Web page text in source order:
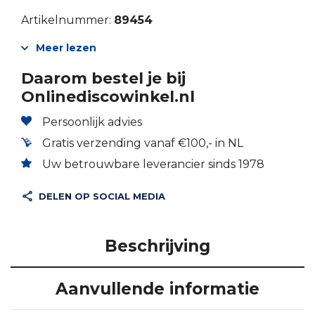
Artikelnummer: 89454
Meer lezen
Daarom bestel je bij
Onlinediscowinkel.nl
Persoonlijk advies
Gratis verzending vanaf €100,- in NL
Uw betrouwbare leverancier sinds 1978
DELEN OP SOCIAL MEDIA
Beschrijving
Aanvullende informatie